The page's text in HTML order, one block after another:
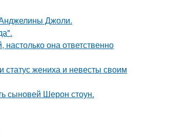
Джоли.
она ответственно
жениха и невесты своим
сыновей Шерон стоун.